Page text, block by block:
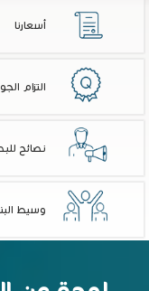
أسعارنا
التزام
نصائح
وسيط